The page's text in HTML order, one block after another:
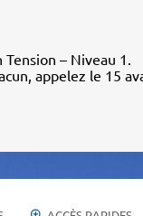
– Niveau 1.
appelez le 15